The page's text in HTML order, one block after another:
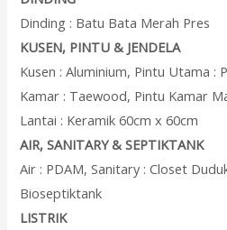
Dinding : Batu Bata Merah Pres
KUSEN, PINTU & JENDELA
Kusen : Aluminium, Pintu Utama :
Kamar : Taewood, Pintu Kamar
Lantai : Keramik 60cm x 60cm
AIR, SANITARY & SEPTIKTANK
Air : PDAM, Sanitary : Closet
Bioseptiktank
LISTRIK